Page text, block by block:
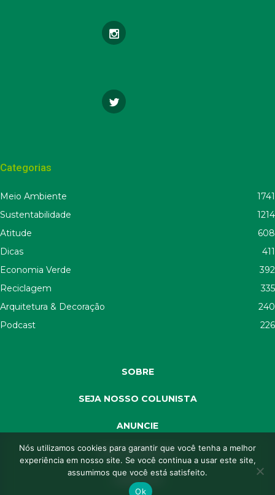
Categorias
Meio Ambiente
1741
Sustentabilidade
1214
Atitude
608
Dicas
411
Economia Verde
392
Reciclagem
335
Arquitetura & Decoração
240
Podcast
226
SOBRE
SEJA NOSSO COLUNISTA
ANUNCIE
SEJA APOIADOR
CONTATO
Nós utilizamos cookies para garantir que você tenha a melhor
experiência em nosso site. Se você continua a usar este site,
assumimos que você está satisfeito.
Ok